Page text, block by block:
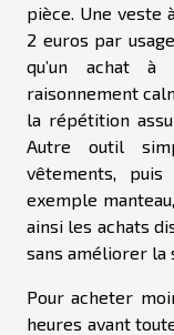
pièce. Une veste
2 euros par
qu’un achat
raisonnement
la répétition
Autre outil
vêtements,
exemple
ainsi les achats
sans améliorer la
Pour acheter
heures avant